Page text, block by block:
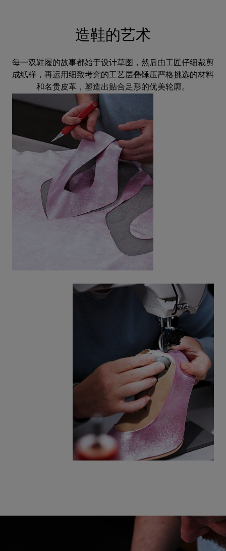
造鞋的艺术
每一双鞋履的故事都始于设计草图，然后由工匠仔细裁剪
成纸样，再运用细致考究的工艺层叠锤压严格挑选的材料
和名贵皮革，塑造出贴合足形的优美轮廓。